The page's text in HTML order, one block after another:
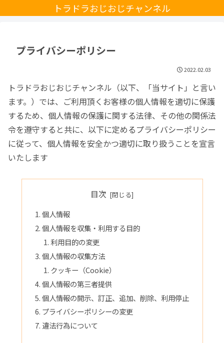
トラドラおじおじチャンネル
プライバシーポリシー
2022.02.03
トラドラおじおじチャンネル（以下、「当サイト」と言い
ます。）では、ご利用頂くお客様の個人情報を適切に保護
するため、個人情報の保護に関する法律、その他の関係法
令を遵守すると共に、以下に定めるプライバシーポリシー
に従って、個人情報を安全かつ適切に取り扱うことを宣言
いたします
目次
個人情報
個人情報を収集・利用する目的
利用目的の変更
個人情報の収集方法
クッキー（Cookie）
個人情報の第三者提供
個人情報の開示、訂正、追加、削除、利用停止
プライバシーポリシーの変更
違法行為について